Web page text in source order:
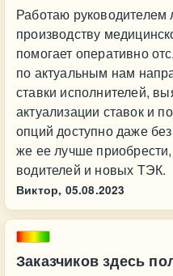
Работаю руководителем
производству
помогает оперативно
по актуальным нам
ставки исполнителей,
актуализации ставок и
опций доступно даже
же ее лучше
водителей и новых ТЭК.
Виктор, 05.08.2023
Заказчиков здесь